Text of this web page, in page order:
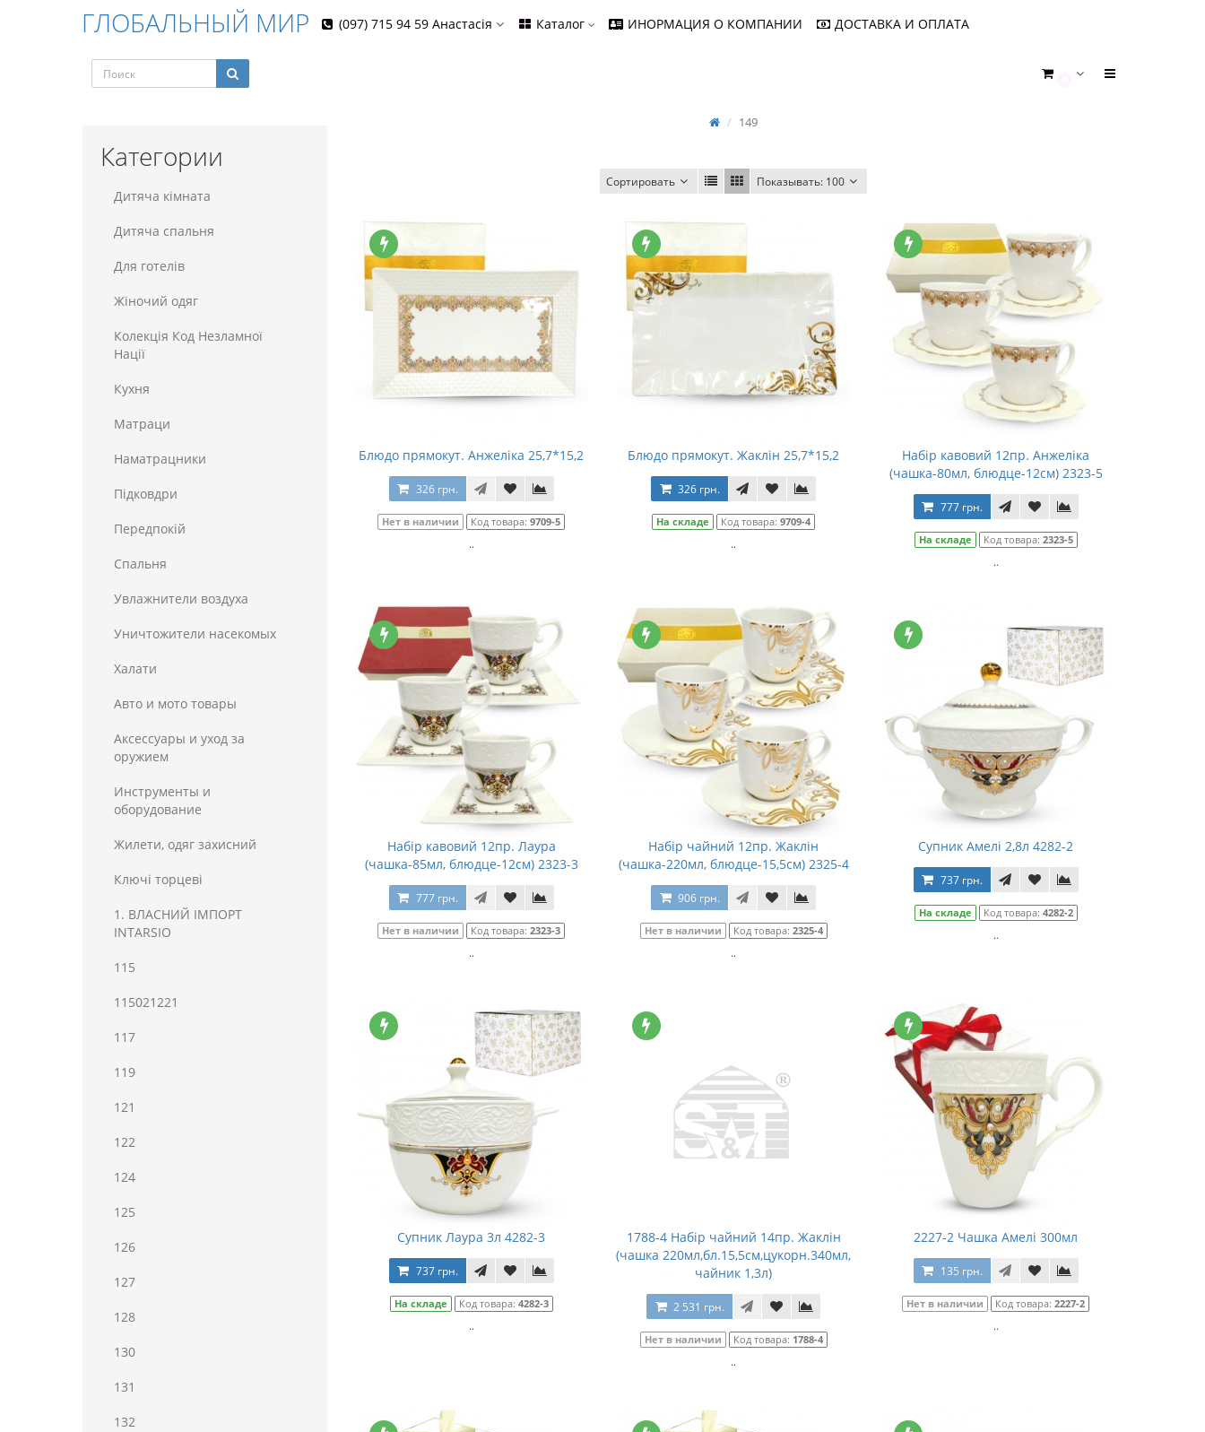
ГЛОБАЛЬНЫЙ МИР (097) 715 94 59 Анастасія Каталог ИНОРМАЦИЯ О КОМПАНИИ ДОСТАВКА И ОПЛАТА
Категории
Дитяча кімната
Дитяча спальня
Для готелiв
Жіночий одяг
Колекція Код Незламної
Нації
Кухня
Матраци
Наматрацники
Пiдковдри
Передпокій
Спальня
Увлажнители воздуха
Уничтожители насекомых
Халати
Авто и мото товары
Аксессуары и уход за
оружием
Инструменты и
оборудование
Жилети, одяг захисний
Ключі торцеві
1. ВЛАСНИЙ ІМПОРТ
INTARSIO
115
115021221
117
119
121
122
124
125
126
127
128
130
131
132
149
Сортировать Показывать: 100
Блюдо прямокут. Анжеліка 25,7*15,2
326 грн.
Нет в наличии Код товара:9709-5
..
Блюдо прямокут. Жаклін 25,7*15,2
326 грн.
На складе Код товара:9709-4
..
Набір кавовий 12пр. Анжеліка
(чашка-80мл, блюдце-12см) 2323-5
777 грн.
На складе Код товара: 2323-5
..
Набір кавовий 12пр. Лаура
(чашка-85мл, блюдце-12см) 2323-3
777 грн.
Нет в наличии Код товара:2323-3
..
Набір чайний 12пр. Жаклін
(чашка-220мл, блюдце-15,5см) 2325-4
906 грн.
Нет в наличии Код товара: 2325-4
..
Супник Амелі 2,8л 4282-2
737 грн.
На складе Код товара: 4282-2
..
Супник Лаура 3л 4282-3
737 грн.
На складе Код товара: 4282-3
..
1788-4 Набір чайний 14пр. Жаклін
(чашка 220мл,бл.15,5см,цукорн.340мл,
чайник 1,3л)
2 531 грн.
Нет в наличии Код товара: 1788-4
..
2227-2 Чашка Амелі 300мл
135 грн.
Нет в наличии Код товара:2227-2
..